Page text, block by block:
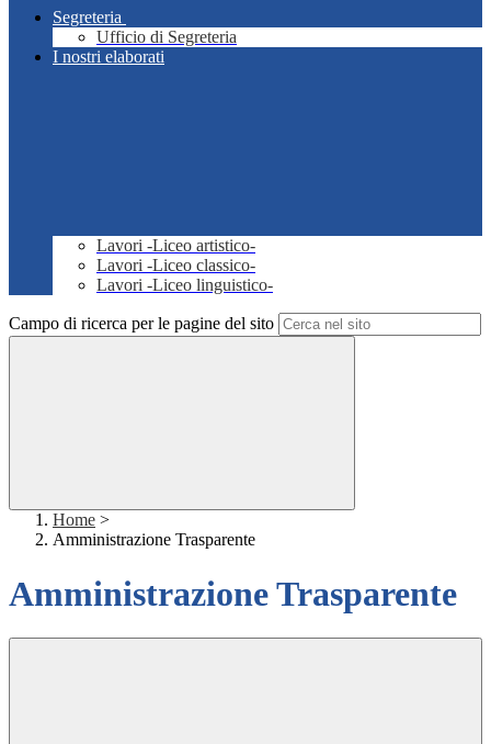
Segreteria
Ufficio di Segreteria
I nostri elaborati
Lavori -Liceo artistico-
Lavori -Liceo classico-
Lavori -Liceo linguistico-
Campo di ricerca per le pagine del sito
Home >
Amministrazione Trasparente
Amministrazione Trasparente